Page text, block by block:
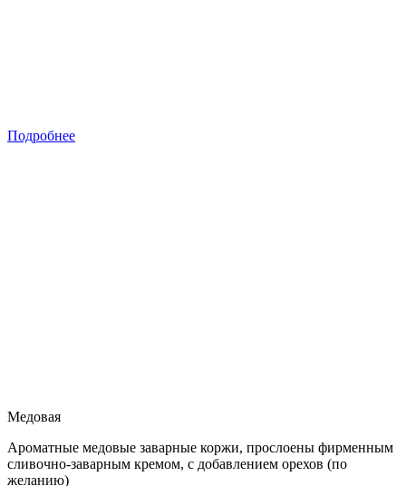
Подробнее
Медовая
Ароматные медовые заварные коржи, прослоены фирменным
сливочно-заварным кремом, с добавлением орехов (по
желанию)